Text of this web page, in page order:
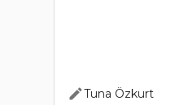
Tuna Özkurt